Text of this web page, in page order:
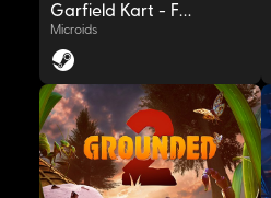
OYNAT
Garfield Kart - Furious Racing
Microids